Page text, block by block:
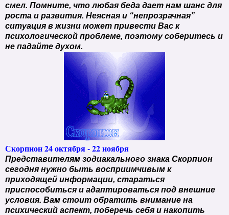
смел. Помните, что любая беда дает нам шанс для
роста и развития. Неясная и “непрозрачная”
ситуация в жизни может привести Вас к
психологической проблеме, поэтому соберитесь и
не падайте духом.
Скорпион 24 октября - 22 ноября
Представителям зодиакального знака Скорпион
сегодня нужно быть восприимчивым к
приходящей информации, стараться
приспособиться и адаптироваться под внешние
условия. Вам стоит обратить внимание на
психический аспект, поберечь себя и накопить